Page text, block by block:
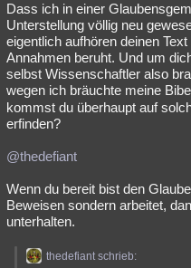
Dass ich in einer
Unterstellung völlig neu
eigentlich aufhören deinen
Annahmen beruht. Und um
selbst Wissenschaftler also
wegen ich bräuchte meine
kommst du überhaupt auf
erfinden?
@thedefiant
Wenn du bereit bist den
Beweisen sondern arbeitet,
unterhalten.
thedefiant schrieb: